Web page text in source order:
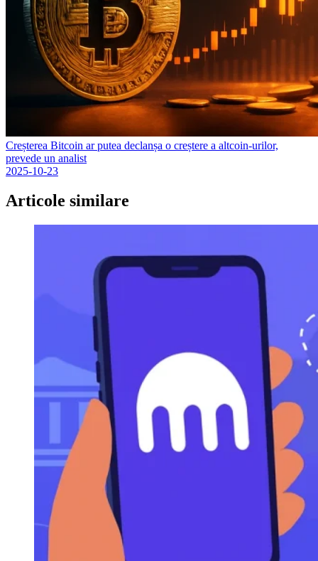
Creșterea Bitcoin ar putea declanșa o creștere a altcoin-urilor,
prevede un analist
2025-10-23
Articole similare